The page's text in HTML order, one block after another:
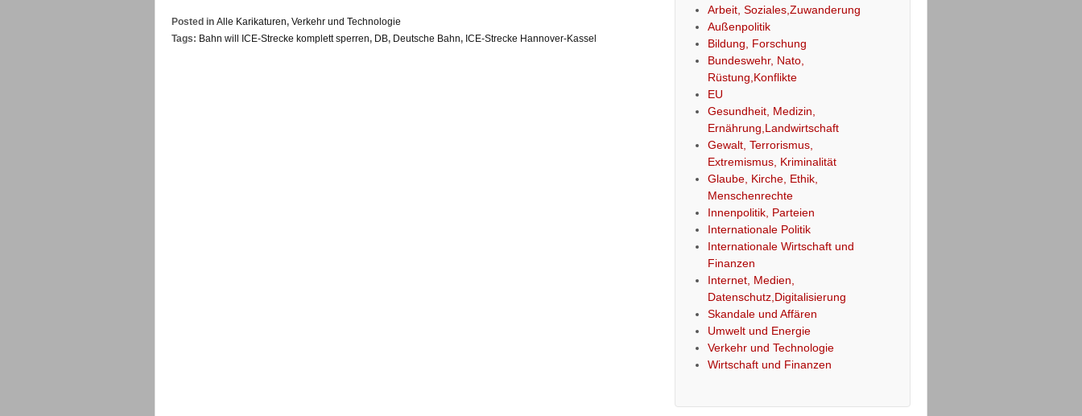
Posted in Alle Karikaturen, Verkehr und Technologie
Tags: Bahn will ICE-Strecke komplett sperren, DB, Deutsche Bahn, ICE-Strecke Hannover-Kassel
Arbeit, Soziales,Zuwanderung
Außenpolitik
Bildung, Forschung
Bundeswehr, Nato,
Rüstung,Konflikte
EU
Gesundheit, Medizin,
Ernährung,Landwirtschaft
Gewalt, Terrorismus,
Extremismus, Kriminalität
Glaube, Kirche, Ethik,
Menschenrechte
Innenpolitik, Parteien
Internationale Politik
Internationale Wirtschaft und
Finanzen
Internet, Medien,
Datenschutz,Digitalisierung
Skandale und Affären
Umwelt und Energie
Verkehr und Technologie
Wirtschaft und Finanzen